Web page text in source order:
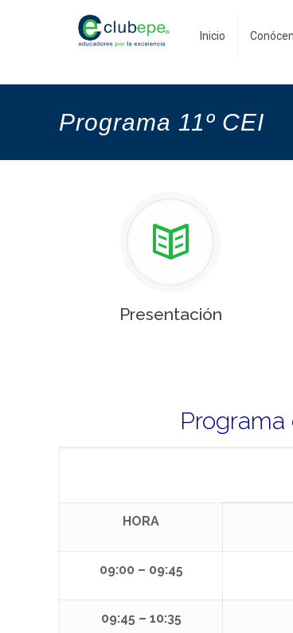
Inicio
Programa 11º CEI
Presentación
HORA
09:00 – 09:45
09:45 – 10:35